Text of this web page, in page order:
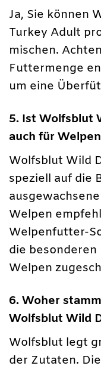
Ja, Sie können
Turkey Adult
mischen.
Futtermenge
um eine
5. Ist Wolfsblut
auch für
Wolfsblut Wild
speziell auf die
Welpen
Welpenfutter-
die
Welpen
6. Woher
Wolfsblut Wild
Wolfsblut legt
der Zutaten.